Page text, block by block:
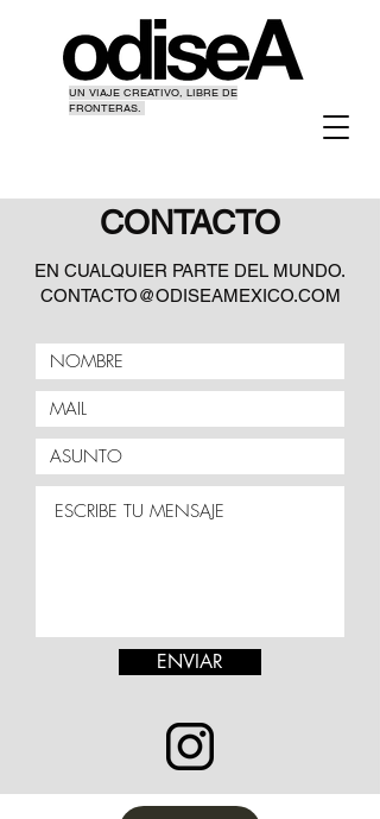
UN VIAJE CREATIVO, LIBRE DE
FRONTERAS.
CONTACTO
EN CUALQUIER PARTE DEL MUNDO.
CONTACTO@ODISEAMEXICO.COM
ENVIAR